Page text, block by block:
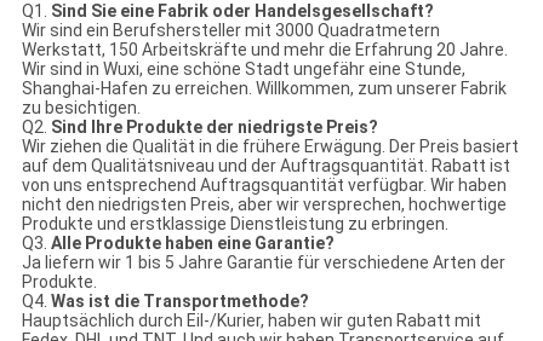
Q1. Sind Sie eine Fabrik oder Handelsgesellschaft?
Wir sind ein Berufshersteller mit 3000 Quadratmetern
Werkstatt, 150 Arbeitskräfte und mehr die Erfahrung 20 Jahre.
Wir sind in Wuxi, eine schöne Stadt ungefähr eine Stunde,
Shanghai-Hafen zu erreichen. Willkommen, zum unserer Fabrik
zu besichtigen.
Q2. Sind Ihre Produkte der niedrigste Preis?
Wir ziehen die Qualität in die frühere Erwägung. Der Preis basiert
auf dem Qualitätsniveau und der Auftragsquantität. Rabatt ist
von uns entsprechend Auftragsquantität verfügbar. Wir haben
nicht den niedrigsten Preis, aber wir versprechen, hochwertige
Produkte und erstklassige Dienstleistung zu erbringen.
Q3. Alle Produkte haben eine Garantie?
Ja liefern wir 1 bis 5 Jahre Garantie für verschiedene Arten der
Produkte.
Q4. Was ist die Transportmethode?
Hauptsächlich durch Eil-/Kurier, haben wir guten Rabatt mit